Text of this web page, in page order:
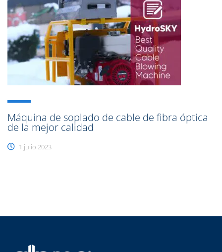
Máquina de soplado de cable de fibra óptica
de la mejor calidad
1 julio 2023